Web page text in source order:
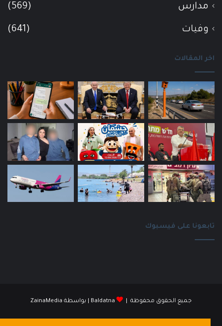
مدارس (569)
وفيات (641)
اخر المقالات
تابعونا على فيسبوك
جميع الحقوق محفوظة | Baldatna | بواسطة ZainaMedia